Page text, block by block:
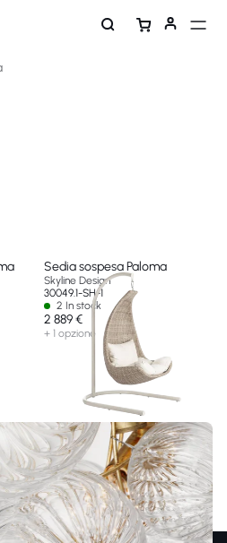
Sedia sospesa Paloma
Skyline Design
30049.1-SH-1
2 In stock
2 889 €
+ 1 opzione